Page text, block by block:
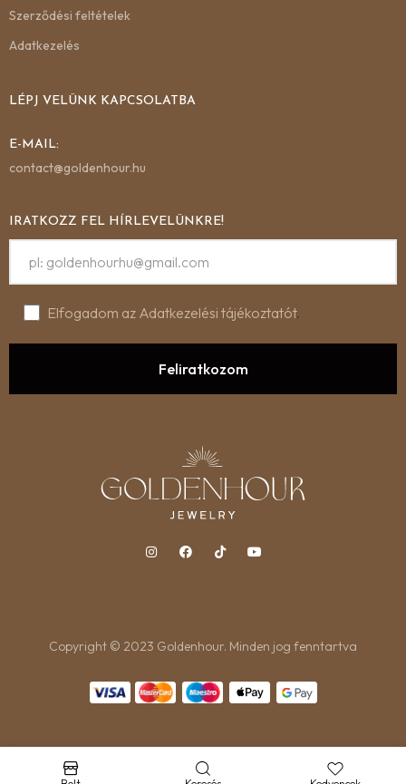
Szerződési feltételek
Adatkezelés
LÉPJ VELÜNK KAPCSOLATBA
E-MAIL:
contact@goldenhour.hu
IRATKOZZ FEL HÍRLEVELÜNKRE!
Elfogadom az Adatkezelési tájékoztatót.
Copyright © 2023 Goldenhour. Minden jog fenntartva